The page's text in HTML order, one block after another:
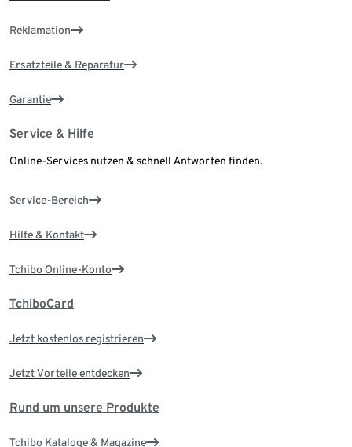
Reklamation
Ersatzteile & Reparatur
Garantie
Service & Hilfe
Online-Services nutzen & schnell Antworten finden.
Service-Bereich
Hilfe & Kontakt
Tchibo Online-Konto
TchiboCard
Jetzt kostenlos registrieren
Jetzt Vorteile entdecken
Rund um unsere Produkte
Tchibo Kataloge & Magazine